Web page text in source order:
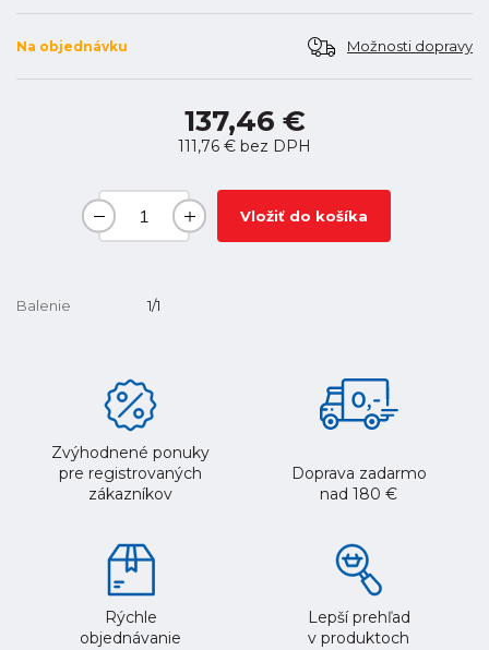
Na objednávku Možnosti dopravy
137,46 €
111,76 € bez DPH
Vložiť do košíka
Balenie 1/1
Zvýhodnené ponuky
pre registrovaných
zákazníkov
Doprava zadarmo
nad 180 €
Rýchle
objednávanie
Lepší prehľad
v produktoch